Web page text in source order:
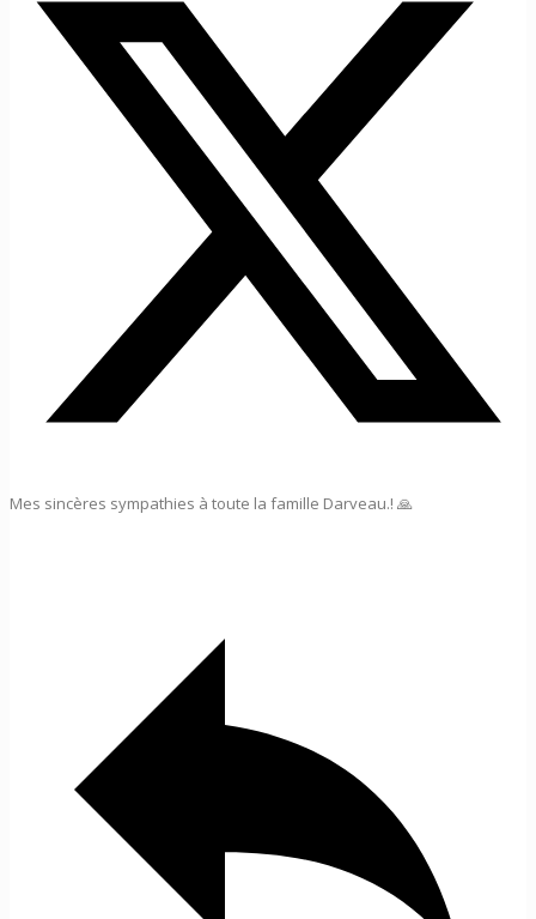
Mes sincères sympathies à toute la famille Darveau.! 🙏